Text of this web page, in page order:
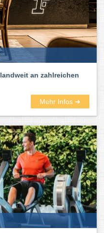
an zahlreichen
Mehr Infos ➜